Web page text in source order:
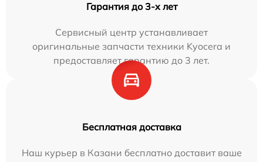
Гарантия до 3-х лет
Сервисный центр устанавливает
оригинальные запчасти техники Kyocera и
предоставляет гарантию до 3 лет.
Бесплатная доставка
Наш курьер в Казани бесплатно доставит ваше